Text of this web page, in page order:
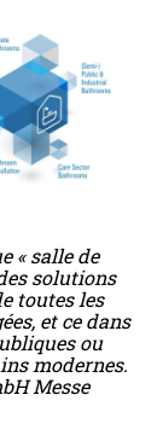
« salle de
solutions
toutes les
et ce dans
ou
modernes.
Messe